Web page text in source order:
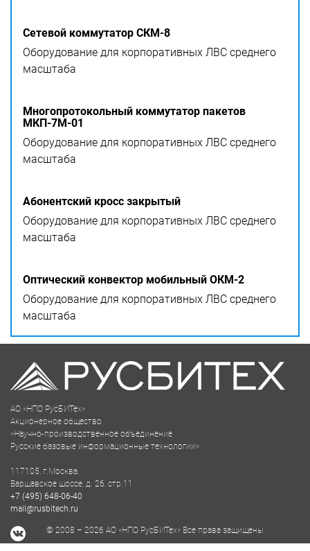
Сетевой коммутатор СКМ-8
Оборудование для корпоративных ЛВС среднего
масштаба
Многопротокольный коммутатор пакетов
МКП-7М-01
Оборудование для корпоративных ЛВС среднего
масштаба
Абонентский кросс закрытый
Оборудование для корпоративных ЛВС среднего
масштаба
Оптический конвектор мобильный ОКМ-2
Оборудование для корпоративных ЛВС среднего
масштаба
АО «НПО РусБИТех»
Акционерное общество
«Научно-производственное объединение
Русские базовые информационные технологии»
117105, г.Москва,
Варшавское шоссе, д. 26, стр.11
+7 (495) 648-06-40
mail@rusbitech.ru
© 2008 – 2026 АО «НПО РусБИТех» Все права защищены